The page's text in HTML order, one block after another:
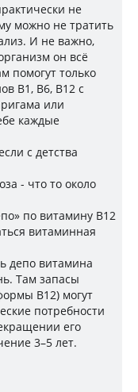
не
можно не тратить
И не важно,
он всё
помогут только
В1, В6, В12 с
или
каждые
с детства
- что то около
по витамину В12
витаминная
депо витамина
Там запасы
B12) могут
потребности
его
3–5 лет.